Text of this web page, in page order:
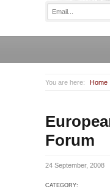
You are here: Home
Forum
24 September, 2008
CATEGORY: